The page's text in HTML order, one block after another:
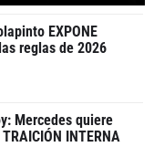
EXPONE
reglas de 2026
Mercedes quiere
INTERNA